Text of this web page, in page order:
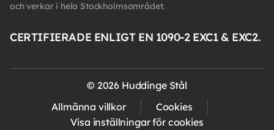
och verkar i hela Stockholmsområdet.
CERTIFIERADE ENLIGT EN 1090-2 EXC1 & EXC2.
© 2026 Huddinge Stål
Allmänna villkor
Cookies
Visa inställningar för cookies